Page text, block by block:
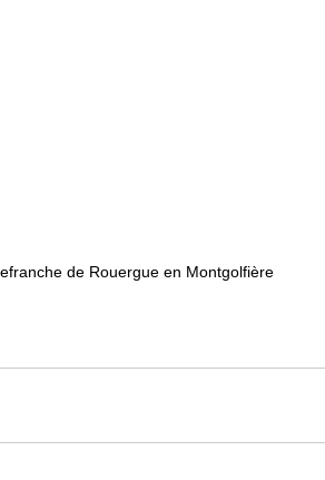
de Rouergue en Montgolfière